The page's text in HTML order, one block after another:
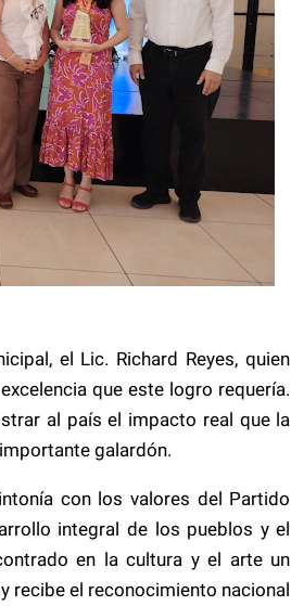
el Lic. Richard Reyes, quien
que este logro requería.
al país el impacto real que la
galardón.
con los valores del Partido
integral de los pueblos y el
en la cultura y el arte un
recibe el reconocimiento nacional